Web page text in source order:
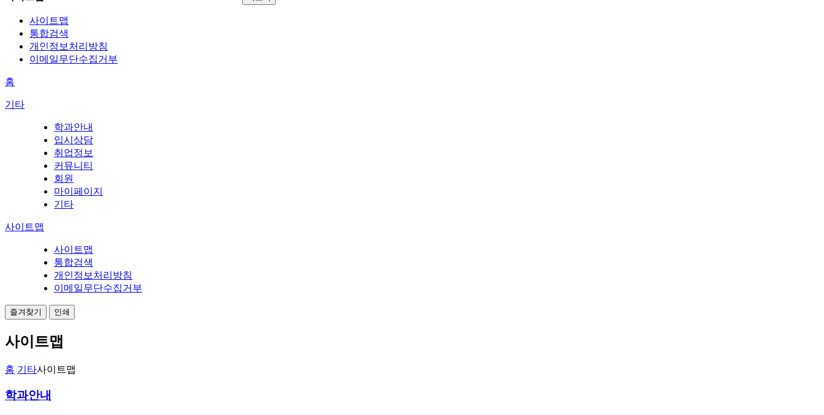
사이트맵
통합검색
개인정보처리방침
이메일무단수집거부
홈
기타
학과안내
입시상담
취업정보
커뮤니티
회원
마이페이지
기타
사이트맵
사이트맵
통합검색
개인정보처리방침
이메일무단수집거부
즐겨찾기 인쇄
사이트맵
홈 기타사이트맵
학과안내